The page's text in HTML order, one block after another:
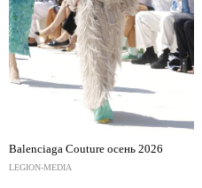
Balenciaga Couture осень 2026
LEGION-MEDIA